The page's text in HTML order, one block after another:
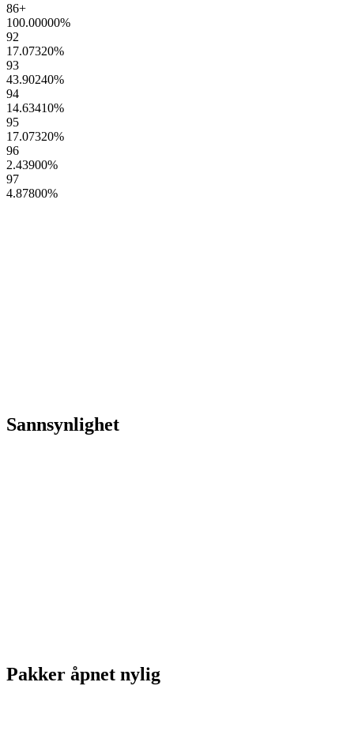
86+
100.00000%
92
17.07320%
93
43.90240%
94
14.63410%
95
17.07320%
96
2.43900%
97
4.87800%
Sannsynlighet
Pakker åpnet nylig